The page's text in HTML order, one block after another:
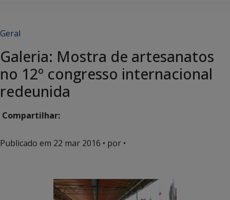
Geral
Galeria: Mostra de artesanatos
no 12º congresso internacional
redeunida
Compartilhar:
Publicado em 22 mar 2016 • por •